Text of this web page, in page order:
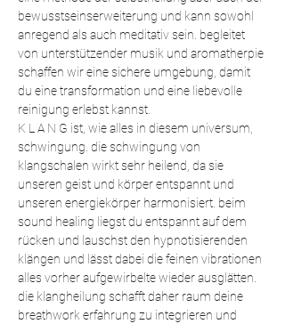
bewusstseinserweiterung und kann sowohl
anregend als auch meditativ sein. begleitet
von unterstützender musik und aromatherpie
schaffen wir eine sichere umgebung, damit
du eine transformation und eine liebevolle
reinigung erlebst kannst.
K L A N G ist, wie alles in diesem universum,
schwingung. die schwingung von
klangschalen wirkt sehr heilend, da sie
unseren geist und körper entspannt und
unseren energiekörper harmonisiert. beim
sound healing liegst du entspannt auf dem
rücken und lauschst den hypnotisierenden
klängen und lässt dabei die feinen vibrationen
alles vorher aufgewirbelte wieder ausglätten.
die klangheilung schafft daher raum deine
breathwork erfahrung zu integrieren und